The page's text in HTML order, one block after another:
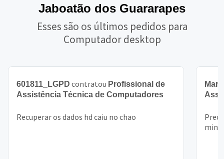
Jaboatão dos Guararapes
Esses são os últimos pedidos para
Computador desktop
601811_LGPD contratou Profissional de
Assistência Técnica de Computadores
Recuperar os dados hd caiu no chao